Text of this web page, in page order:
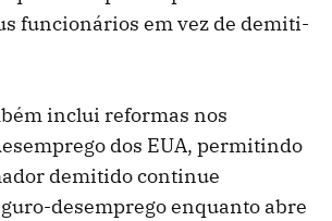
funcionários em vez de demiti-
inclui reformas nos
dos EUA, permitindo
demitido continue
desemprego enquanto abre